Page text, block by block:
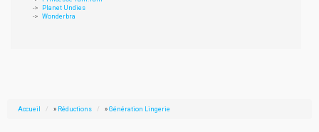
Planet Undies
Wonderbra
Accueil » Réductions » Génération Lingerie